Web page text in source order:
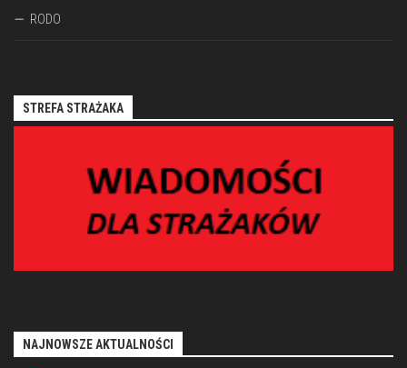
RODO
STREFA STRAŻAKA
NAJNOWSZE AKTUALNOŚCI